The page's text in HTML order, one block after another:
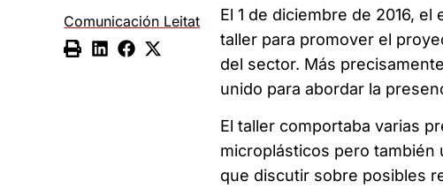
Comunicación Leitat
El 1 de diciembre de 2016, el
taller para promover el
del sector. Más
unido para abordar la
El taller comportaba varias
microplásticos pero también
que discutir sobre posibles